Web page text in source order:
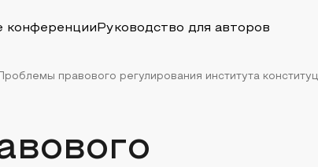
конференции Руководство для авторов
Проблемы правового регулирования института